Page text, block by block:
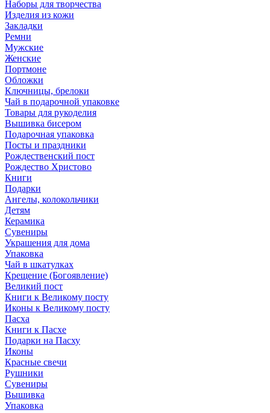
Наборы для творчества
Изделия из кожи
Закладки
Ремни
Мужские
Женские
Портмоне
Обложки
Ключницы, брелоки
Чай в подарочной упаковке
Товары для рукоделия
Вышивка бисером
Подарочная упаковка
Посты и праздники
Рождественский пост
Рождество Христово
Книги
Подарки
Ангелы, колокольчики
Детям
Керамика
Сувениры
Украшения для дома
Упаковка
Чай в шкатулках
Крещение (Богоявление)
Великий пост
Книги к Великому посту
Иконы к Великому посту
Пасха
Книги к Пасхе
Подарки на Пасху
Иконы
Красные свечи
Рушники
Сувениры
Вышивка
Упаковка